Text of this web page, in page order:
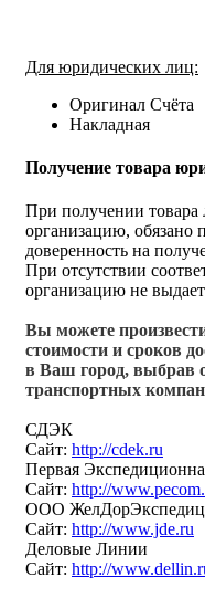
Для юридических лиц:
Оригинал Счёта
Накладная
Получение товара
При получении товара
организацию, обязано
доверенность на
При отсутствии
организацию не
Вы можете
стоимости и сроков
в Ваш город, выбрав
транспортных
СДЭК
Сайт: http://cdek.ru
Первая
Сайт: http://
ООО
Сайт: http://www.jde.ru
Деловые Линии
Сайт: http://